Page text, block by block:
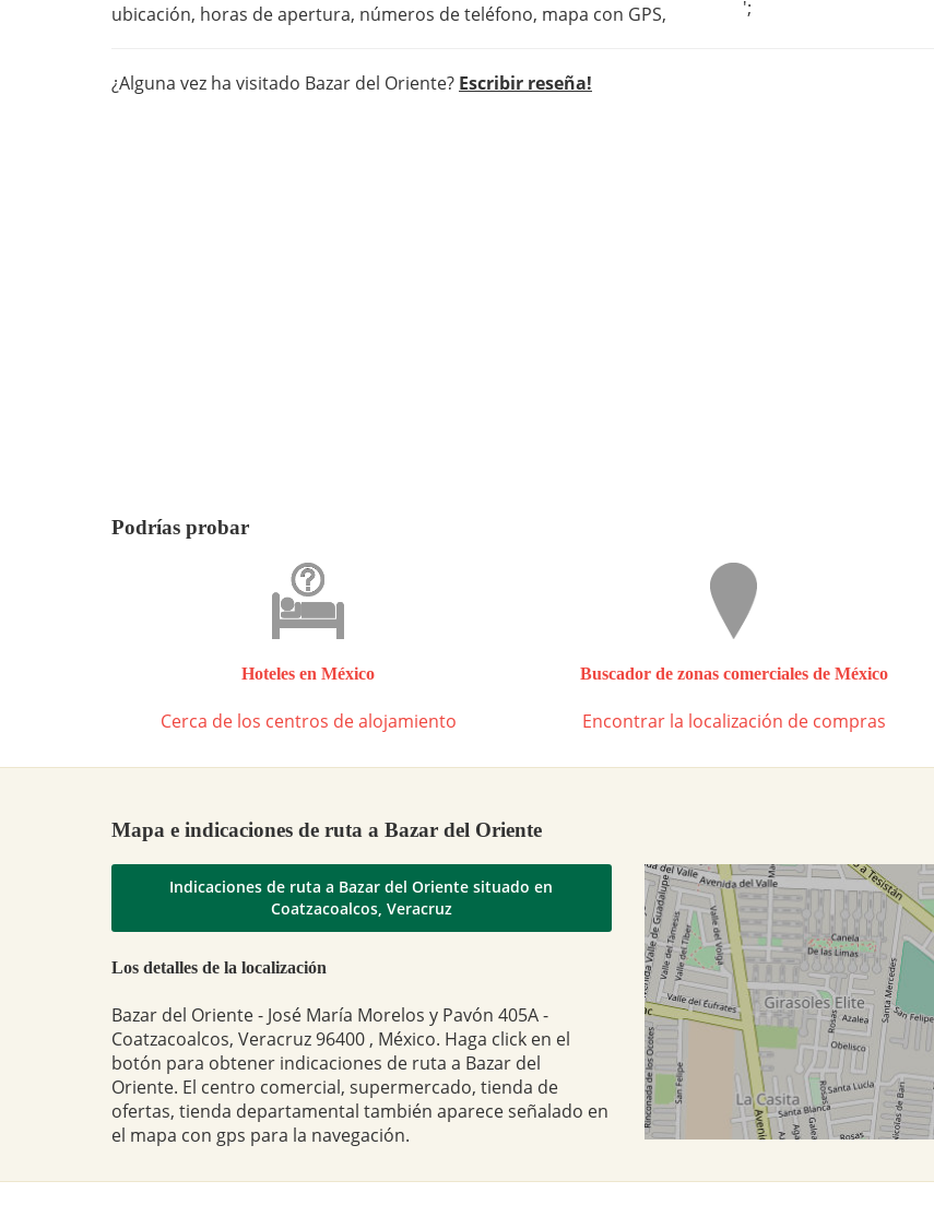
ubicación, horas de apertura, números de teléfono, mapa con GPS,
';
¿Alguna vez ha visitado Bazar del Oriente? Escribir reseña!
Podrías probar
Hoteles en México
Cerca de los centros de alojamiento
Buscador de zonas comerciales de México
Encontrar la localización de compras
Mapa e indicaciones de ruta a Bazar del Oriente
Indicaciones de ruta a Bazar del Oriente situado en
Coatzacoalcos, Veracruz
Los detalles de la localización
Bazar del Oriente - José María Morelos y Pavón 405A -
Coatzacoalcos, Veracruz 96400 , México. Haga click en el
botón para obtener indicaciones de ruta a Bazar del
Oriente. El centro comercial, supermercado, tienda de
ofertas, tienda departamental también aparece señalado en
el mapa con gps para la navegación.